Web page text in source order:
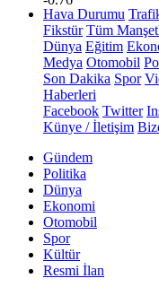
Hava Durumu
Fikstür Tüm
Dünya Eğitim
Medya Otomobil
Son Dakika Spor
Haberleri
Facebook Twitter
Künye / İletişim
Gündem
Politika
Dünya
Ekonomi
Otomobil
Spor
Kültür
Resmi İlan